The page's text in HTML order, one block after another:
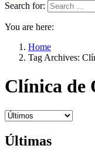
Search for:
You are here:
Home
Tag Archives:
Clínica de
Últimas